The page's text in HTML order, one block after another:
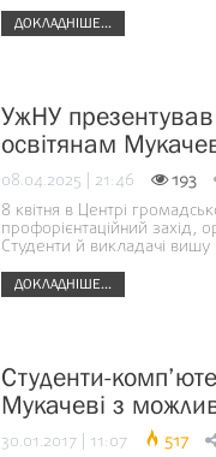
ДОКЛАДНІШЕ...
УжНУ презентував
освітянам
08.04.2025 | 21:46 193
8 квітня в Центрі
профорієнтаційний захід,
Студенти й викладачі
ДОКЛАДНІШЕ...
Студенти-
Мукачеві з
30.01.2017 | 11:07 517